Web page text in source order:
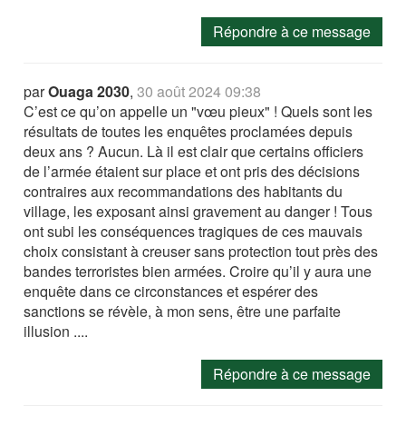
Répondre à ce message
parOuaga 2030,30 août 2024 09:38
C’est ce qu’on appelle un "vœu pieux" ! Quels sont les
résultats de toutes les enquêtes proclamées depuis
deux ans ? Aucun. Là il est clair que certains officiers
de l’armée étaient sur place et ont pris des décisions
contraires aux recommandations des habitants du
village, les exposant ainsi gravement au danger ! Tous
ont subi les conséquences tragiques de ces mauvais
choix consistant à creuser sans protection tout près des
bandes terroristes bien armées. Croire qu’il y aura une
enquête dans ce circonstances et espérer des
sanctions se révèle, à mon sens, être une parfaite
illusion ....
Répondre à ce message